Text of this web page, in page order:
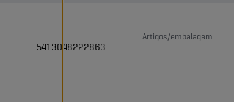
5413048222863
Artigos/embalagem
-